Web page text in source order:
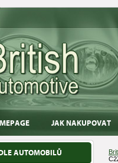
JAK NAKUPOVAT
AUTOMOBILŮ